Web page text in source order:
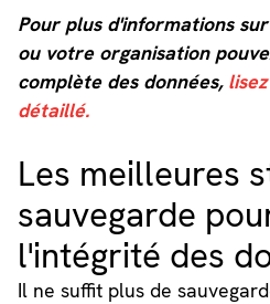
Pour plus d'informations
ou votre organisation
complète des données,
détaillé.
Les meilleures
sauvegarde
l'intégrité des
Il ne suffit plus de